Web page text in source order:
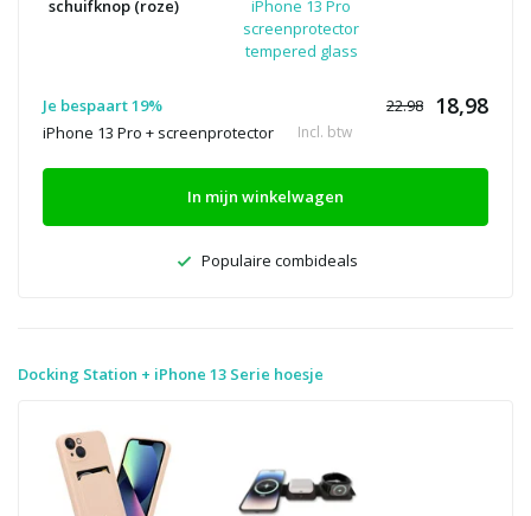
schuifknop (roze)
iPhone 13 Pro
screenprotector
tempered glass
Je bespaart 19% 22.98 18,98
iPhone 13 Pro + screenprotector Incl. btw
In mijn winkelwagen
Populaire combideals
Docking Station + iPhone 13 Serie hoesje